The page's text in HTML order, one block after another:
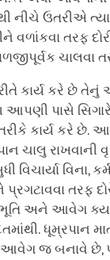
નીચે ઉતરીએ
વળાંકવા તરફ
ચાલવા
કાર્ય કરે છે
પાસે
તરીકે કાર્ય કરે
ચાલુ રાખવાની
વિના,
તરફ
અને આવેગ
ધૂમ્રપાન
આવેગ જ બનાવે છે,